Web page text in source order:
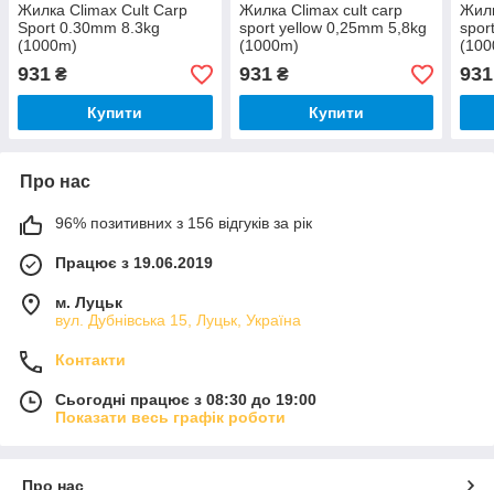
Жилка Climax Сult Сarp
Sport 0.30mm 8.3kg
(1000m)
931 ₴
Купити
Жилка Climax cult carp
sport yellow 0,25mm 5,8kg
(1000m)
931₴
Купити
931
Про нас
96% позитивних з 156 відгуків за рік
Працює з 19.06.2019
м. Луцьк
вул. Дубнівська 15, Луцьк, Україна
Контакти
Сьогодні працює з 08:30 до 19:00
Показати весь графік роботи
Про нас